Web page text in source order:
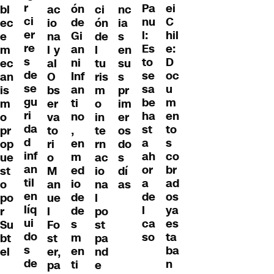
bl
ec
e
m
ec
an
is
m
o
pr
op
ue
st
o
po
r
Su
bt
el
r
ci
er
re
s
de
se
gu
ri
da
d
inf
an
til
en
líq
ui
do
s
de
ac
io
na
l y
al
O
bs
er
va
to
ri
o
M
an
ue
l
Fo
st
er,
pa
ón
de
Gi
an
ni
Inf
an
ti
no
,
en
m
ed
io
de
de
s
m
en
ti
ci
ón
de
l
tu
ris
m
o
in
te
rn
ac
io
na
l
po
st
pa
nd
e
nc
ia
s
en
su
s
pr
im
er
os
do
s
dí
as
Pa
nu
l:
Es
to
se
sa
be
ha
st
a
ah
or
a
de
l
ca
so
ei
C
hil
e:
D
oc
u
m
en
to
s
co
br
ad
os
ya
es
ta
ba
n